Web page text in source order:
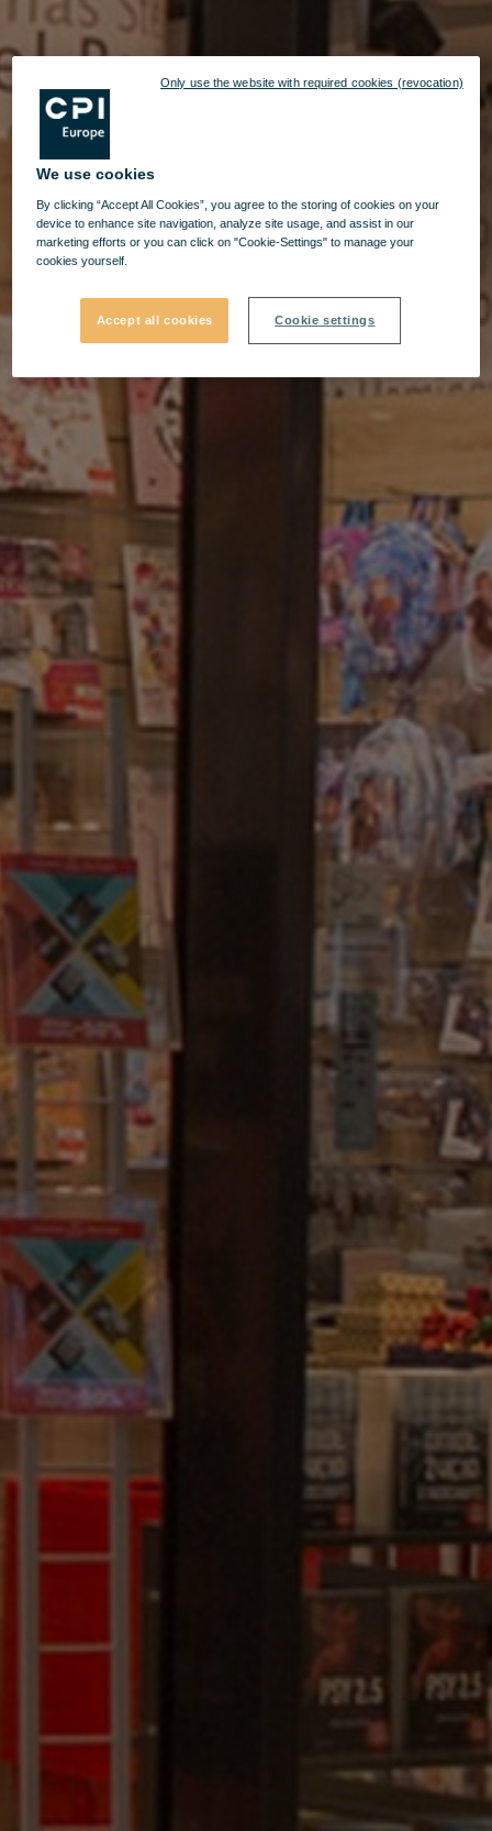
We use cookies
By clicking “Accept All Cookies”, you agree to the storing of cookies on your
device to enhance site navigation, analyze site usage, and assist in our
marketing efforts or you can click on "Cookie-Settings" to manage your
cookies yourself.
Accept all cookies Cookie settings
Only use the website with required cookies (revocation)